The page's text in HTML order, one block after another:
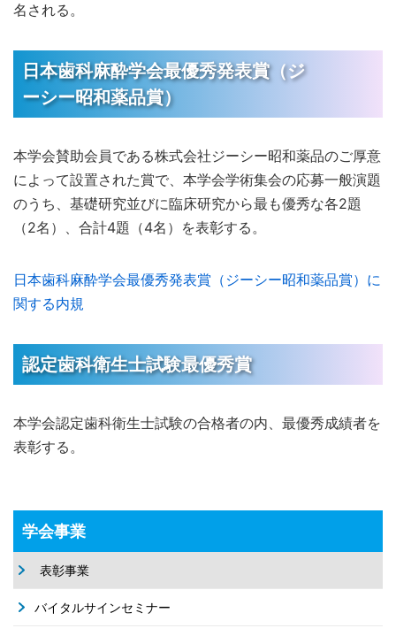
名される。
日本歯科麻酔学会最優秀発表賞（ジ
ーシー昭和薬品賞）
本学会賛助会員である株式会社ジーシー昭和薬品のご厚意
によって設置された賞で、本学会学術集会の応募一般演題
のうち、基礎研究並びに臨床研究から最も優秀な各2題
（2名）、合計4題（4名）を表彰する。
日本歯科麻酔学会最優秀発表賞（ジーシー昭和薬品賞）に
関する内規
認定歯科衛生士試験最優秀賞
本学会認定歯科衛生士試験の合格者の内、最優秀成績者を
表彰する。
学会事業
表彰事業
バイタルサインセミナー